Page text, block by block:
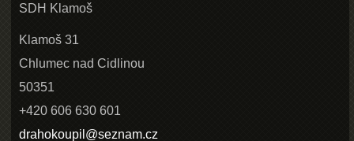
SDH Klamoš
Klamoš 31
Chlumec nad Cidlinou
50351
+420 606 630 601
drahokoupil@seznam.cz